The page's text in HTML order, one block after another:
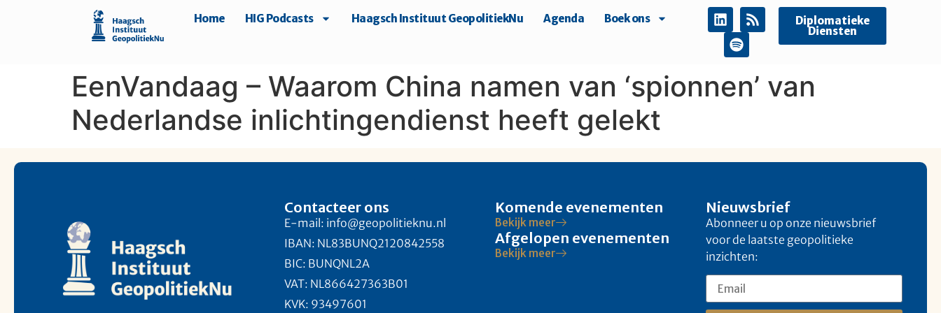
Home HIG Podcasts Haagsch Instituut GeopolitiekNu Agenda Boek ons Diplomatieke
Diensten
EenVandaag – Waarom China namen van ‘spionnen’ van
Nederlandse inlichtingendienst heeft gelekt
Contacteer ons
E-mail: info@geopolitieknu.nl
IBAN: NL83BUNQ2120842558
BIC: BUNQNL2A
VAT: NL866427363B01
KVK: 93497601
Komende evenementen
Bekijk meer
Afgelopen evenementen
Bekijk meer
Nieuwsbrief
Abonneer u op onze nieuwsbrief
voor de laatste geopolitieke
inzichten: